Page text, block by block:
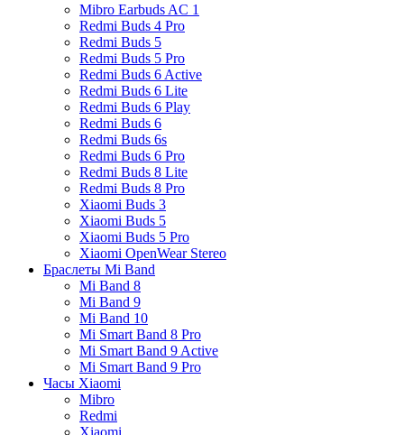
Mibro Earbuds AC 1
Redmi Buds 4 Pro
Redmi Buds 5
Redmi Buds 5 Pro
Redmi Buds 6 Active
Redmi Buds 6 Lite
Redmi Buds 6 Play
Redmi Buds 6
Redmi Buds 6s
Redmi Buds 6 Pro
Redmi Buds 8 Lite
Redmi Buds 8 Pro
Xiaomi Buds 3
Xiaomi Buds 5
Xiaomi Buds 5 Pro
Xiaomi OpenWear Stereo
Браслеты Mi Band
Mi Band 8
Mi Band 9
Mi Band 10
Mi Smart Band 8 Pro
Mi Smart Band 9 Active
Mi Smart Band 9 Pro
Часы Xiaomi
Mibro
Redmi
Xiaomi